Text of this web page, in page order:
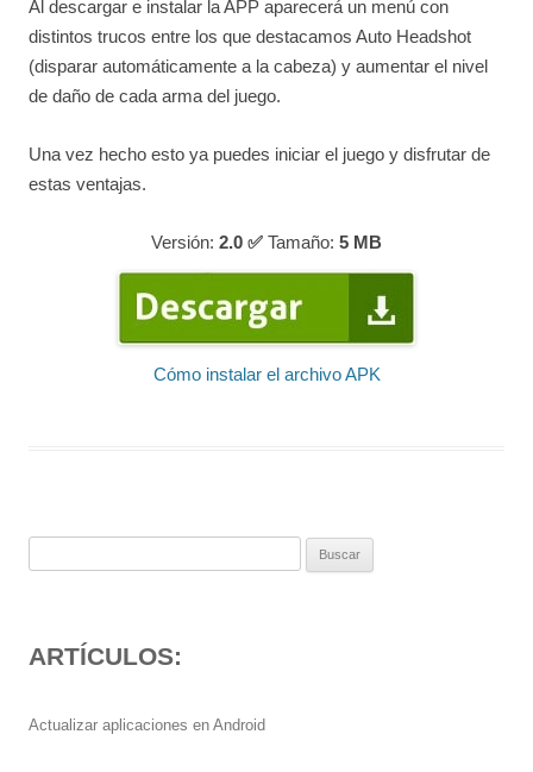
Al descargar e instalar la APP aparecerá un menú con
distintos trucos entre los que destacamos Auto Headshot
(disparar automáticamente a la cabeza) y aumentar el nivel
de daño de cada arma del juego.
Una vez hecho esto ya puedes iniciar el juego y disfrutar de
estas ventajas.
Versión: 2.0 ✅ Tamaño: 5 MB
Cómo instalar el archivo APK
ARTÍCULOS:
Actualizar aplicaciones en Android